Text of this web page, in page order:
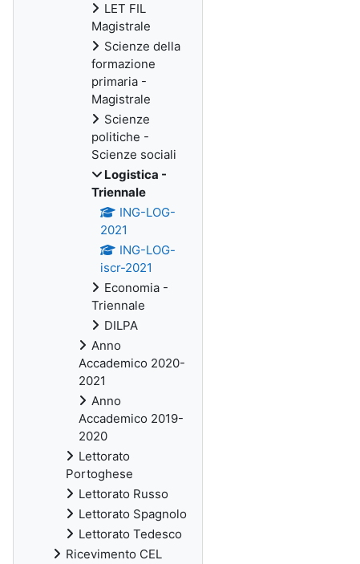
LET FIL
Magistrale
Scienze della
formazione
primaria -
Magistrale
Scienze
politiche -
Scienze sociali
Logistica -
Triennale
ING-LOG-
2021
ING-LOG-
iscr-2021
Economia -
Triennale
DILPA
Anno
Accademico 2020-
2021
Anno
Accademico 2019-
2020
Lettorato
Portoghese
Lettorato Russo
Lettorato Spagnolo
Lettorato Tedesco
Ricevimento CEL